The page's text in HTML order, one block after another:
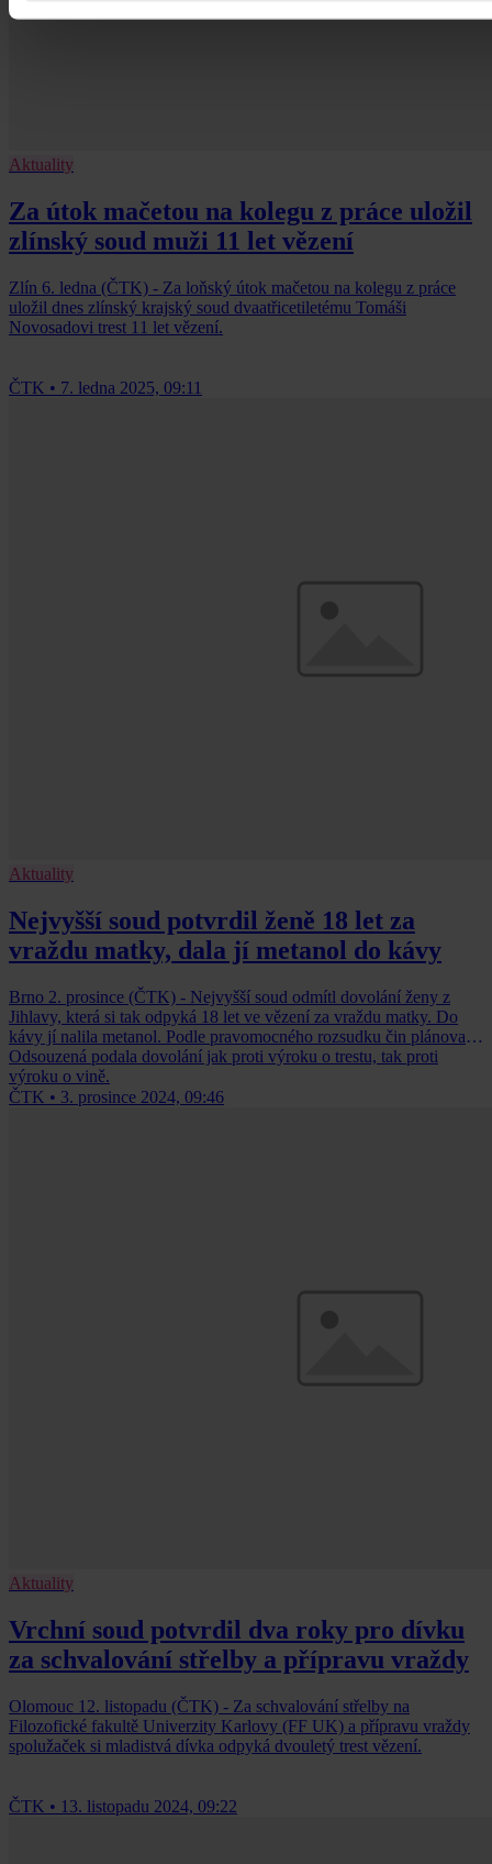
Aktuality
Za útok mačetou na kolegu z práce uložil
zlínský soud muži 11 let vězení
Zlín 6. ledna (ČTK) - Za loňský útok mačetou na kolegu z práce
uložil dnes zlínský krajský soud dvaatřicetiletému Tomáši
Novosadovi trest 11 let vězení.
ČTK • 7. ledna 2025, 09:11
Aktuality
Nejvyšší soud potvrdil ženě 18 let za
vraždu matky, dala jí metanol do kávy
Brno 2. prosince (ČTK) - Nejvyšší soud odmítl dovolání ženy z
Jihlavy, která si tak odpyká 18 let ve vězení za vraždu matky. Do
kávy jí nalila metanol. Podle pravomocného rozsudku čin plánovala.
Odsouzená podala dovolání jak proti výroku o trestu, tak proti
výroku o vině.
ČTK • 3. prosince 2024, 09:46
Aktuality
Vrchní soud potvrdil dva roky pro dívku
za schvalování střelby a přípravu vraždy
Olomouc 12. listopadu (ČTK) - Za schvalování střelby na
Filozofické fakultě Univerzity Karlovy (FF UK) a přípravu vraždy
spolužaček si mladistvá dívka odpyká dvouletý trest vězení.
ČTK • 13. listopadu 2024, 09:22